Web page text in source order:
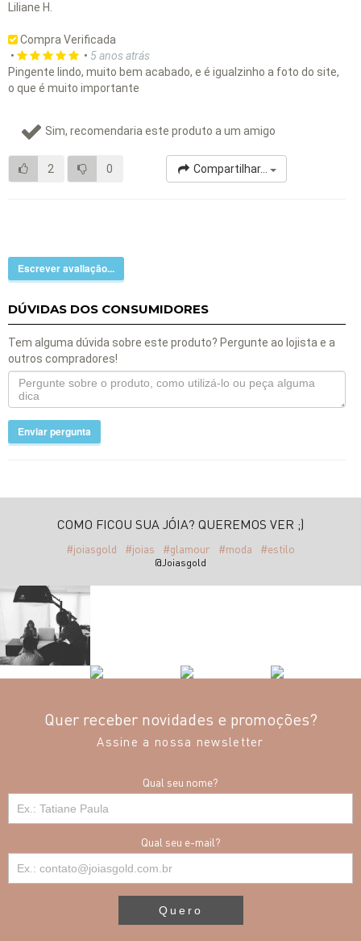
Liliane H.
Compra Verificada
•
• 5 anos atrás
Pingente lindo, muito bem acabado, e é igualzinho a foto do site,
o que é muito importante
Sim, recomendaria este produto a um amigo
2 0 Compartilhar...
Escrever avaliação...
DÚVIDAS DOS CONSUMIDORES
Tem alguma dúvida sobre este produto? Pergunte ao lojista e a
outros compradores!
Enviar pergunta
COMO FICOU SUA JÓIA? QUEREMOS VER ;)
#joiasgold #joias #glamour #moda #estilo
@Joiasgold
Quer receber novidades e promoções?
Assine a nossa newsletter
Qual seu nome?
Qual seu e-mail?
Quero